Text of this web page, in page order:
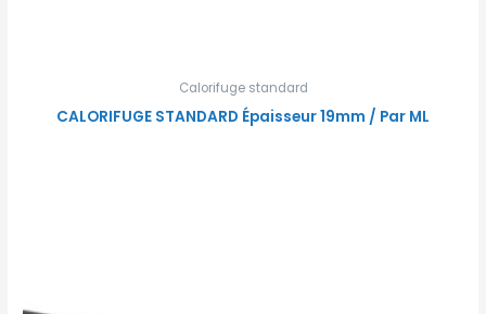
Calorifuge standard
CALORIFUGE STANDARD Épaisseur 19mm / Par ML